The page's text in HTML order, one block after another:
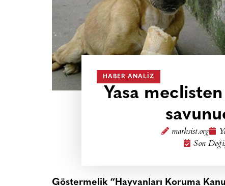
HABER ANALIZ
Yasa
marksist.org
Son
Göstermelik “Hayvanları Koruma